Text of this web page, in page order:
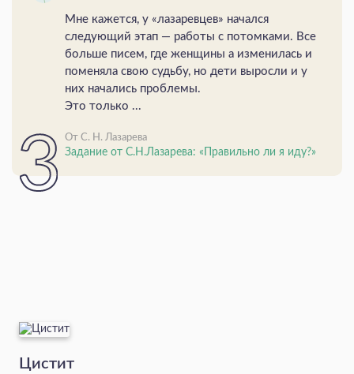
Мне кажется, у «лазаревцев» начался
следующий этап — работы с потомками. Все
больше писем, где женщины а изменилась и
поменяла свою судьбу, но дети выросли и у
них начались проблемы.
Это только ...
От С. Н. Лазарева
Задание от С.Н.Лазарева: «Правильно ли я иду?»
Цистит